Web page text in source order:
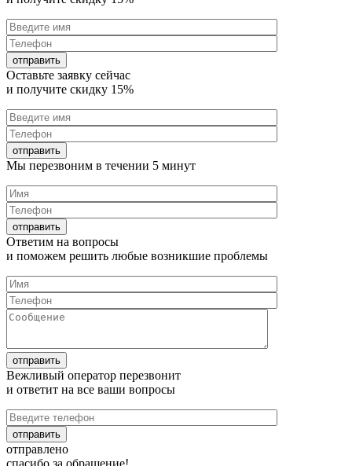
Оставьте заявку сейчас
и получите скидку 15%
Мы перезвоним в течении 5 минут
Ответим на вопросы
и поможем решить любые возникшие проблемы
Вежливый оператор перезвонит
и ответит на все ваши вопросы
отправлено
спасибо за обращение!